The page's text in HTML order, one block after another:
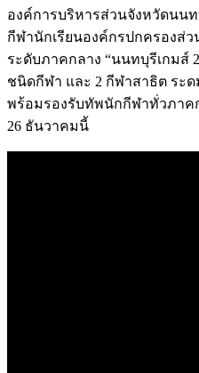
องค์การบริหารส่วนจังหวัดนน
กีฬานักเรียนองค์กรปกครองส่
ระดับภาคกลาง “นนทบุรีเกมส์
ชนิดกีฬา และ 2 กีฬาสาธิต ระ
พร้อมรองรับทัพนักกีฬาทั่วภาค
26 ธันวาคมนี้